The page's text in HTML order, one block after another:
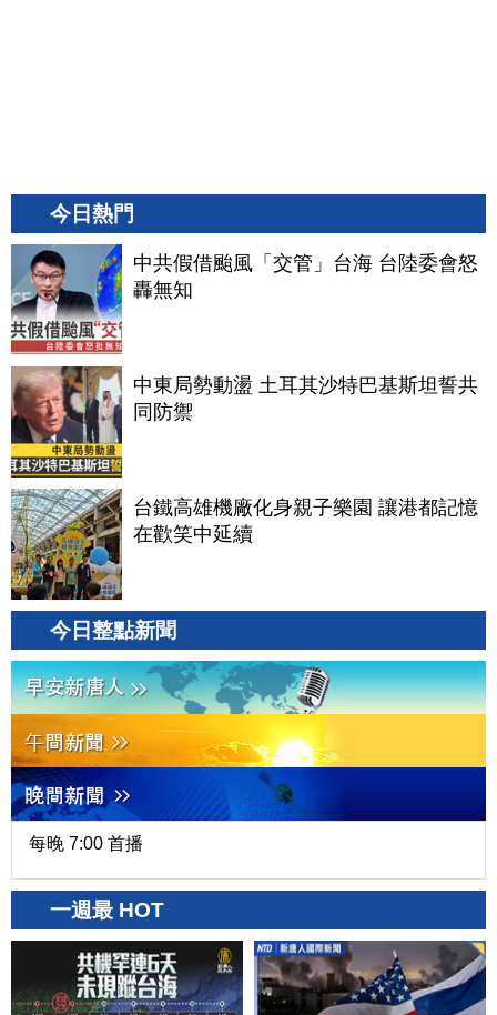
今日熱門
中共假借颱風「交管」台海 台陸委會怒
轟無知
中東局勢動盪 土耳其沙特巴基斯坦誓共
同防禦
台鐵高雄機廠化身親子樂園 讓港都記憶
在歡笑中延續
今日整點新聞
每晚 7:00 首播
一週最 HOT